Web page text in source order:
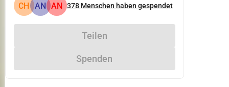
CH AN AN 378 Menschen haben gespendet
Teilen
Spenden